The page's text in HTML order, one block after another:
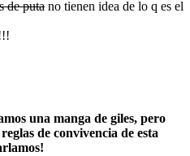
de puta no tienen idea de lo q es el
una manga de giles, pero
de convivencia de esta